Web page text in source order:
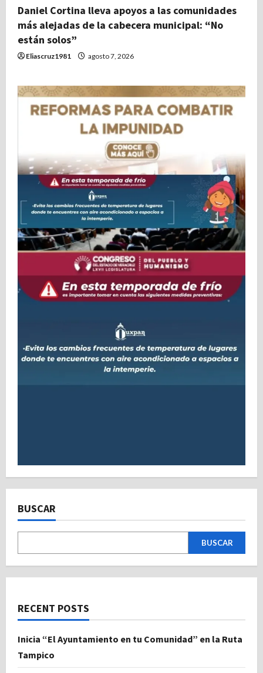
Daniel Cortina lleva apoyos a las comunidades
más alejadas de la cabecera municipal: “No
están solos”
Eliascruz1981 agosto 7, 2026
BUSCAR
BUSCAR
RECENT POSTS
Inicia “El Ayuntamiento en tu Comunidad” en la Ruta
Tampico